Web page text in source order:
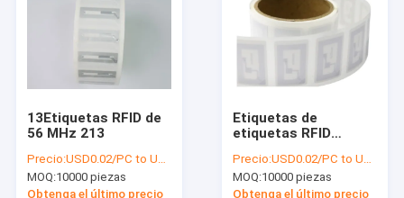
13Etiquetas RFID de
56 MHz 213
Precio:USD0.02/PC to USD0.05/PC
MOQ:10000 piezas
Obtenga el último precio
Etiquetas de
etiquetas RFID
Precio:USD0.02/PC to USD0.05/PC
MOQ:10000 piezas
Obtenga el último precio